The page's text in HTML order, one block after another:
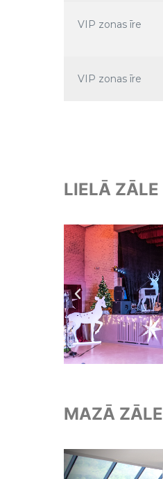
VIP zonas īre
VIP zonas īre
LIELĀ ZĀLE
MAZĀ ZĀLE